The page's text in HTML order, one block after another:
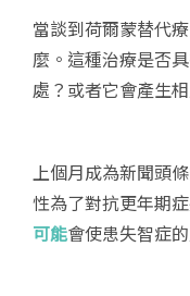
當談到荷爾蒙替代
麼。這種治療是否
處？或者它會產生
上個月成為新聞頭
性為了對抗更年期
可能會使患失智症